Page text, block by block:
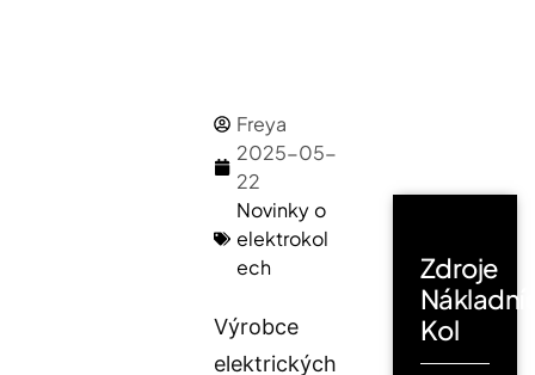
Freya
2025-05-
22
Novinky o
elektrokol
ech
Výrobce
elektrických
Zdroje
Kol